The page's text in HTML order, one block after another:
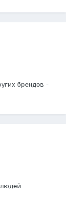
брендов -